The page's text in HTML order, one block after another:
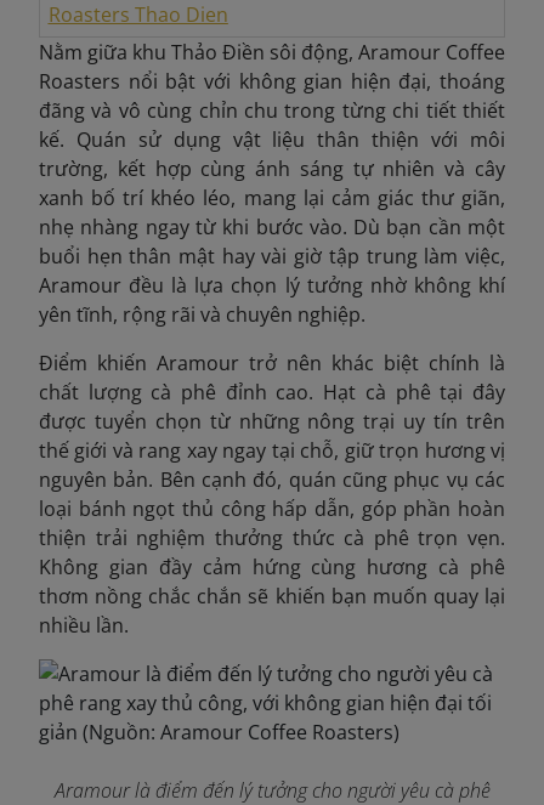
Roasters Thao Dien
Nằm giữa khu Thảo Điền sôi động, Aramour Coffee
Roasters nổi bật với không gian hiện đại, thoáng
đãng và vô cùng chỉn chu trong từng chi tiết thiết
kế. Quán sử dụng vật liệu thân thiện với môi
trường, kết hợp cùng ánh sáng tự nhiên và cây
xanh bố trí khéo léo, mang lại cảm giác thư giãn,
nhẹ nhàng ngay từ khi bước vào. Dù bạn cần một
buổi hẹn thân mật hay vài giờ tập trung làm việc,
Aramour đều là lựa chọn lý tưởng nhờ không khí
yên tĩnh, rộng rãi và chuyên nghiệp.
Điểm khiến Aramour trở nên khác biệt chính là
chất lượng cà phê đỉnh cao. Hạt cà phê tại đây
được tuyển chọn từ những nông trại uy tín trên
thế giới và rang xay ngay tại chỗ, giữ trọn hương vị
nguyên bản. Bên cạnh đó, quán cũng phục vụ các
loại bánh ngọt thủ công hấp dẫn, góp phần hoàn
thiện trải nghiệm thưởng thức cà phê trọn vẹn.
Không gian đầy cảm hứng cùng hương cà phê
thơm nồng chắc chắn sẽ khiến bạn muốn quay lại
nhiều lần.
Aramour là điểm đến lý tưởng cho người yêu cà phê